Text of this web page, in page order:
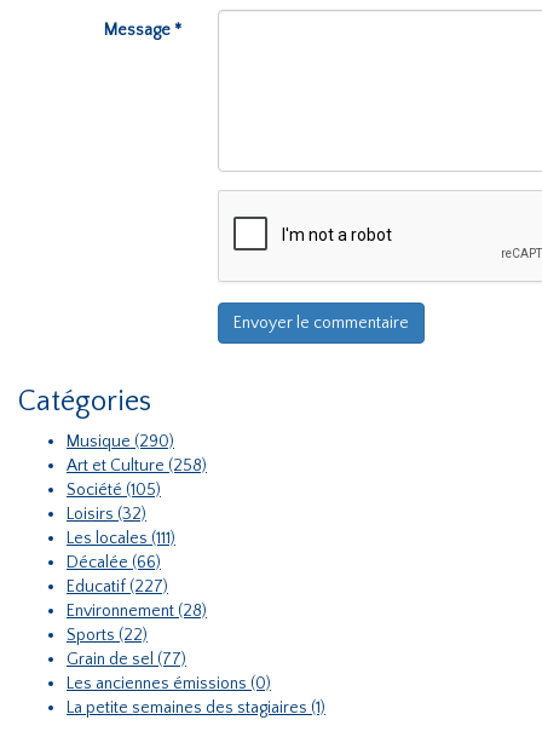
Message *
Catégories
Musique (290)
Art et Culture (258)
Société (105)
Loisirs (32)
Les locales (111)
Décalée (66)
Educatif (227)
Environnement (28)
Sports (22)
Grain de sel (77)
Les anciennes émissions (0)
La petite semaines des stagiaires (1)